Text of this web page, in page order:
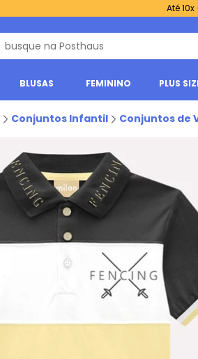
Até
BLUSAS FEMININO PLUS
Conjuntos Infantil Conjuntos de